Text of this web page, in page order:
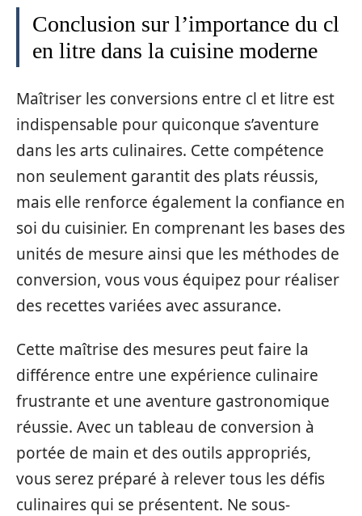
Conclusion sur l’importance du cl
en litre dans la cuisine moderne
Maîtriser les conversions entre cl et litre est
indispensable pour quiconque s’aventure
dans les arts culinaires. Cette compétence
non seulement garantit des plats réussis,
mais elle renforce également la confiance en
soi du cuisinier. En comprenant les bases des
unités de mesure ainsi que les méthodes de
conversion, vous vous équipez pour réaliser
des recettes variées avec assurance.
Cette maîtrise des mesures peut faire la
différence entre une expérience culinaire
frustrante et une aventure gastronomique
réussie. Avec un tableau de conversion à
portée de main et des outils appropriés,
vous serez préparé à relever tous les défis
culinaires qui se présentent. Ne sous-